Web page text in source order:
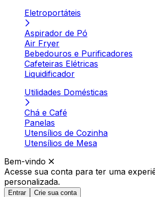
Eletroportáteis
Aspirador de Pó
Air Fryer
Bebedouros e Purificadores
Cafeteiras Elétricas
Liquidificador
Utilidades Domésticas
Chá e Café
Panelas
Utensílios de Cozinha
Utensílios de Mesa
Bem-vindo
Acesse sua conta para ter uma
personalizada.
Entrar Crie sua conta